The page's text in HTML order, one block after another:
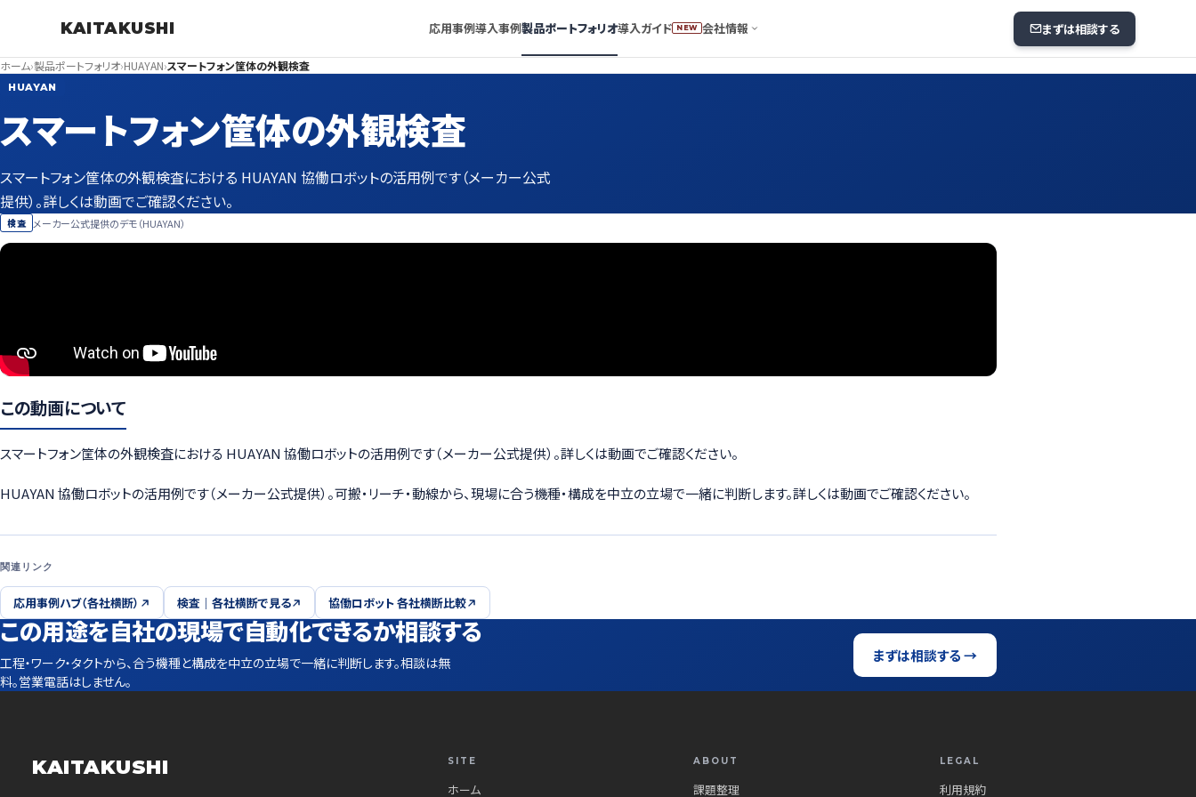
KAITAKUSHI 応用事例導入事例製品ポートフォリオ導入ガイド NEW 会社情報 まずは相談する
ホーム›製品ポートフォリオ›HUAYAN›スマートフォン筐体の外観検査
HUAYAN
スマートフォン筐体の外観検査
スマートフォン筐体の外観検査における HUAYAN 協働ロボットの活用例です（メーカー公式
提供）。詳しくは動画でご確認ください。
検査 メーカー公式提供のデモ（HUAYAN）
この動画について
スマートフォン筐体の外観検査における HUAYAN 協働ロボットの活用例です（メーカー公式提供）。詳しくは動画でご確認ください。
HUAYAN 協働ロボットの活用例です（メーカー公式提供）。可搬・リーチ・動線から、現場に合う機種・構成を中立の立場で一緒に判断します。詳しくは動画でご確認ください。
関連リンク
応用事例ハブ（各社横断） 検査｜各社横断で見る 協働ロボット 各社横断比較
この用途を自社の現場で自動化できるか相談する
工程・ワーク・タクトから、合う機種と構成を中立の立場で一緒に判断します。相談は無
料。営業電話はしません。
まずは相談する →
KAITAKUSHI SITE
ホーム
ABOUT
課題整理
LEGAL
利用規約